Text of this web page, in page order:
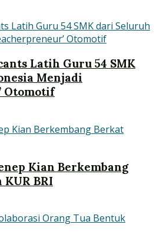
Latih Guru 54 SMK
Menjadi
Otomotif
Kian Berkembang
BRI